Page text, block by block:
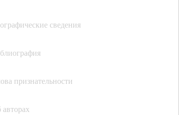
сведения
признательности